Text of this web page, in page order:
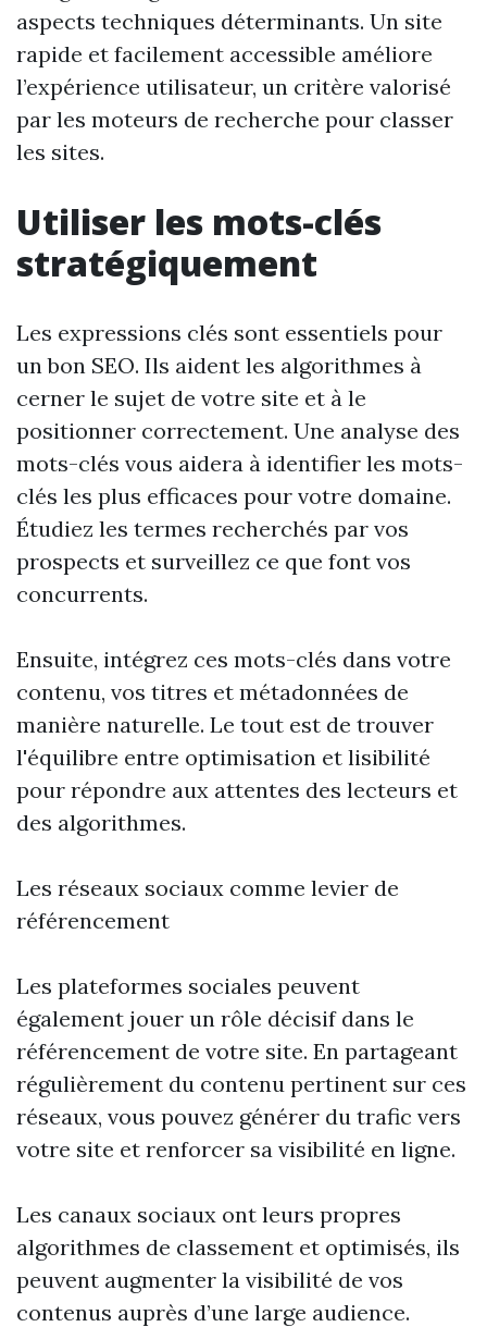
aspects techniques déterminants. Un site
rapide et facilement accessible améliore
l’expérience utilisateur, un critère valorisé
par les moteurs de recherche pour classer
les sites.
Utiliser les mots-clés
stratégiquement
Les expressions clés sont essentiels pour
un bon SEO. Ils aident les algorithmes à
cerner le sujet de votre site et à le
positionner correctement. Une analyse des
mots-clés vous aidera à identifier les mots-
clés les plus efficaces pour votre domaine.
Étudiez les termes recherchés par vos
prospects et surveillez ce que font vos
concurrents.
Ensuite, intégrez ces mots-clés dans votre
contenu, vos titres et métadonnées de
manière naturelle. Le tout est de trouver
l'équilibre entre optimisation et lisibilité
pour répondre aux attentes des lecteurs et
des algorithmes.
Les réseaux sociaux comme levier de
référencement
Les plateformes sociales peuvent
également jouer un rôle décisif dans le
référencement de votre site. En partageant
régulièrement du contenu pertinent sur ces
réseaux, vous pouvez générer du trafic vers
votre site et renforcer sa visibilité en ligne.
Les canaux sociaux ont leurs propres
algorithmes de classement et optimisés, ils
peuvent augmenter la visibilité de vos
contenus auprès d’une large audience.